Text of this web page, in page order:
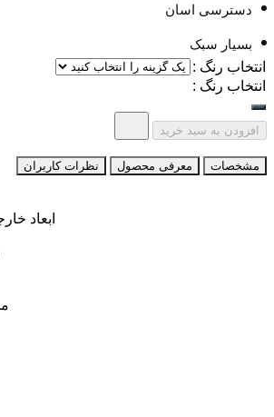
دسترسی اسان
بسیار سبک
انتخاب رنگ :
انتخاب رنگ :
افزودن به سبد خرید
مشخصات معرفی محصول نظرات کاربران
ابعاد